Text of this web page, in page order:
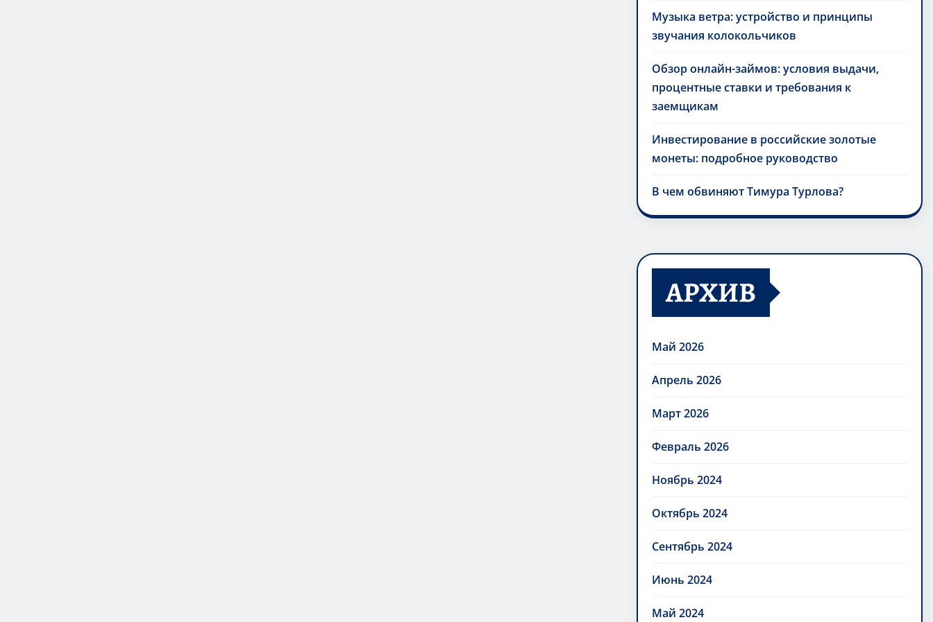
Музыка ветра: устройство и принципы
звучания колокольчиков
Обзор онлайн-займов: условия выдачи,
процентные ставки и требования к
заемщикам
Инвестирование в российские золотые
монеты: подробное руководство
В чем обвиняют Тимура Турлова?
АРХИВ
Май 2026
Апрель 2026
Март 2026
Февраль 2026
Ноябрь 2024
Октябрь 2024
Сентябрь 2024
Июнь 2024
Май 2024